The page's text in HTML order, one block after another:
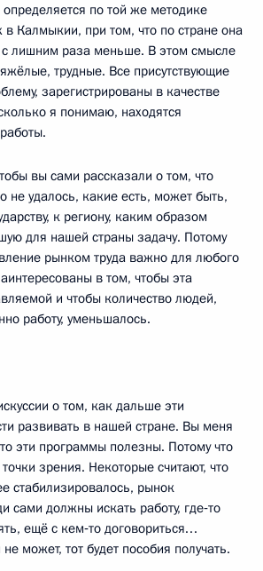
по той же методике
Калмыкии, при том, что по стране она
с лишним раза меньше. В этом смысле
трудные. Все присутствующие
зарегистрированы в качестве
я понимаю, находятся
вы сами рассказали о том, что
не удалось, какие есть, может быть,
к региону, каким образом
для нашей страны задачу. Потому
рынком труда важно для любого
в том, чтобы эта
и чтобы количество людей,
работу, уменьшалось.
о том, как дальше эти
развивать в нашей стране. Вы меня
эти программы полезны. Потому что
зрения. Некоторые считают, что
стабилизировалось, рынок
сами должны искать работу, где‑то
ещё с кем‑то договориться…
может, тот будет пособия получать.